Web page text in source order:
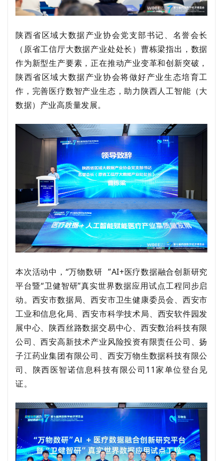
陕西省区域大数据产业协会党支部书记、名誉会长
（原省工信厅大数据产业处处长）曹栋梁指出，数据
作为新型生产要素，正在推动产业变革和创新突破，
陕西省区域大数据产业协会将做好产业生态培育工
作，完善医疗数智产业生态，助力陕西人工智能（大
数据）产业高质量发展。
本次活动中， “万物数研 ”AI+医疗数据融合创新研究
平台暨“卫健智研”真实世界数据应用试点工程同步启
动。 西安市数据局、西安市卫生健康委员会、 西安市
工业和信息化局、西安市科学技术局、 西安软件园发
展中心、 陕西丝路数据交易中心、 西安数治科技有限
公司 、西安高新技术产业风险投资有限责任公司 、扬
子江药业集团有限公司 、 西安万物生数据科技有限公
司 、 陕西医智诺信息科技有限公司11家单位登台见
证。